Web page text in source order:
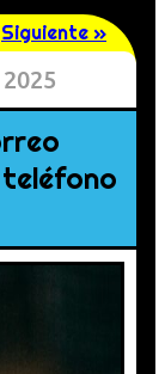
Siguiente »